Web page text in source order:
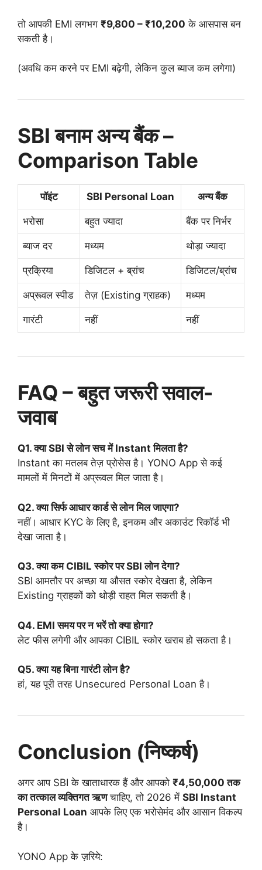
तो आपकी EMI लगभग ₹9,800 – ₹10,200 के आसपास बन
सकती है।
(अवधि कम करने पर EMI बढ़ेगी, लेकिन कुल ब्याज कम लगेगा)
SBI बनाम अन्य बैंक –
Comparison Table
पॉइंट SBI Personal Loan अन्य बैंक
भरोसा बहुत ज्यादा बैंक पर निर्भर
ब्याज दर मध्यम थोड़ा ज्यादा
प्रक्रिया डिजिटल + ब्रांच डिजिटल/ब्रांच
अप्रूवल स्पीड तेज़ (Existing ग्राहक) मध्यम
गारंटी नहीं नहीं
FAQ – बहुत जरूरी सवाल-
जवाब
Q1. क्या SBI से लोन सच में Instant मिलता है?
Instant का मतलब तेज़ प्रोसेस है। YONO App से कई
मामलों में मिनटों में अप्रूवल मिल जाता है।
Q2. क्या सिर्फ आधार कार्ड से लोन मिल जाएगा?
नहीं। आधार KYC के लिए है, इनकम और अकाउंट रिकॉर्ड भी
देखा जाता है।
Q3. क्या कम CIBIL स्कोर पर SBI लोन देगा?
SBI आमतौर पर अच्छा या औसत स्कोर देखता है, लेकिन
Existing ग्राहकों को थोड़ी राहत मिल सकती है।
Q4. EMI समय पर न भरें तो क्या होगा?
लेट फीस लगेगी और आपका CIBIL स्कोर खराब हो सकता है।
Q5. क्या यह बिना गारंटी लोन है?
हां, यह पूरी तरह Unsecured Personal Loan है।
Conclusion (निष्कर्ष)
अगर आप SBI के खाताधारक हैं और आपको ₹4,50,000 तक
का तत्काल व्यक्तिगत ऋणचाहिए, तो 2026 में SBI Instant
Personal Loan आपके लिए एक भरोसेमंद और आसान विकल्प
है।
YONO App के ज़रिये: